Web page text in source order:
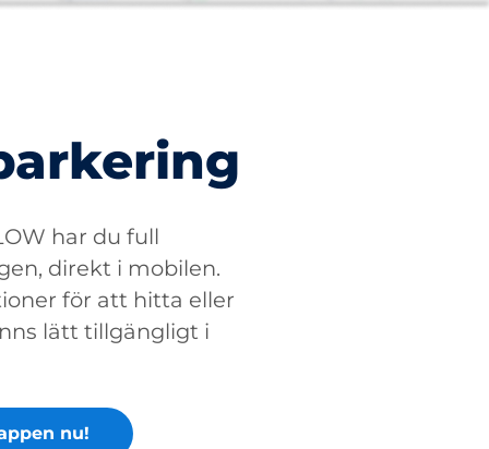
har du full
direkt i mobilen.
för att hitta eller
lätt tillgängligt i
nu!